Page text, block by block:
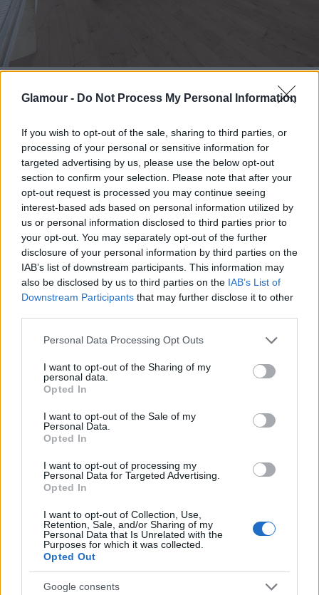
Glamour - Do Not Process My Personal Information
If you wish to opt-out of the sale, sharing to third parties, or
processing of your personal or sensitive information for
targeted advertising by us, please use the below opt-out
section to confirm your selection. Please note that after your
opt-out request is processed you may continue seeing
interest-based ads based on personal information utilized by
us or personal information disclosed to third parties prior to
your opt-out. You may separately opt-out of the further
disclosure of your personal information by third parties on the
IAB’s list of downstream participants. This information may
also be disclosed by us to third parties on the IAB’s List of
Downstream Participants that may further disclose it to other
Please note that this website/app uses one or more Google
not limited to your visit or usage behaviour. You may click to
grant or deny consent to Google and its third-party tags to
use your data for below specified purposes in below Google
consent section.
Personal Data Processing Opt Outs
I want to opt-out of the Sharing of my
personal data.
Opted In
I want to opt-out of the Sale of my
Personal Data.
Opted In
I want to opt-out of processing my
Personal Data for Targeted Advertising.
Opted In
I want to opt-out of Collection, Use,
Retention, Sale, and/or Sharing of my
Personal Data that Is Unrelated with the
Purposes for which it was collected.
Opted Out
Google consents
környezeteteket a DIEGO kínálatából
ADIEGO shop-in-shop rendszere ráadásul még
könnyebbé teszi a vásárlást. A legújabb
üzletmegnyitó Zuglóban egyben egy közösségi
kezdeményezés is volt: a Sharity platformmal
közösen 500 ezer forintot ajánlottak fel egy helyi
civil szervezet támogatására. A legtöbb szavazatot
Magyar Vakok és Gyengénlátók Országos
Szövetségekapta, akik ezt az összeget aDIEGO
kínálatában vásárolhatják le.
legnagyobb alapterületű közös együttműködésünk a
Tescoval
” – mondta el Varga Balázs, a DIEGO
ügyvezető igazgatója. „
A Tesco áruházakban már
több mint tíz helyszínen működünk együtt, ebből 7
üzletünk shop-in-shop rendszerben várja a
vásárlókat. Ez a megoldás lehetővé teszi, hogy a
bevásárlás során elérhető legyen széles
termékpalettánk, így a vásárlók kényelmesen, egy
helyen intézhetik el a vásárlást és időt is
spórolhatnak